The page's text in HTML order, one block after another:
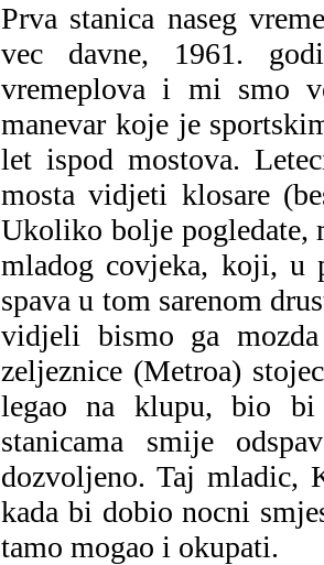
Prva stanica naseg
vec davne, 1961.
vremeplova i mi smo
manevar koje je
let ispod mostova.
mosta vidjeti klosare
Ukoliko bolje pogledate,
mladog covjeka, koji, u
spava u tom sarenom
vidjeli bismo ga
zeljeznice (Metroa)
legao na klupu, bio
stanicama smije
dozvoljeno. Taj mladic,
kada bi dobio nocni
tamo mogao i okupati.